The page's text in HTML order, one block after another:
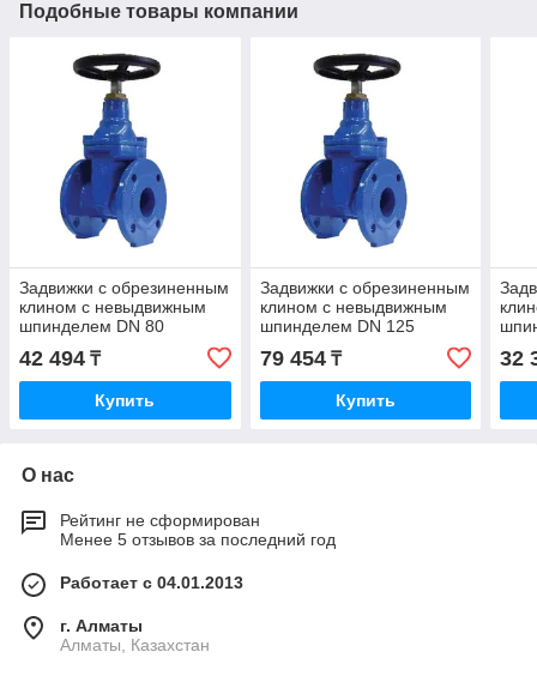
Подобные товары компании
Задвижки с обрезиненным
клином с невыдвижным
шпинделем DN 80
42 494 ₸
Купить
Задвижки с обрезиненным
клином с невыдвижным
шпинделем DN 125
79 454₸
Купить
32
О нас
Рейтинг не сформирован
Менее 5 отзывов за последний год
Работает с 04.01.2013
г. Алматы
Алматы, Казахстан